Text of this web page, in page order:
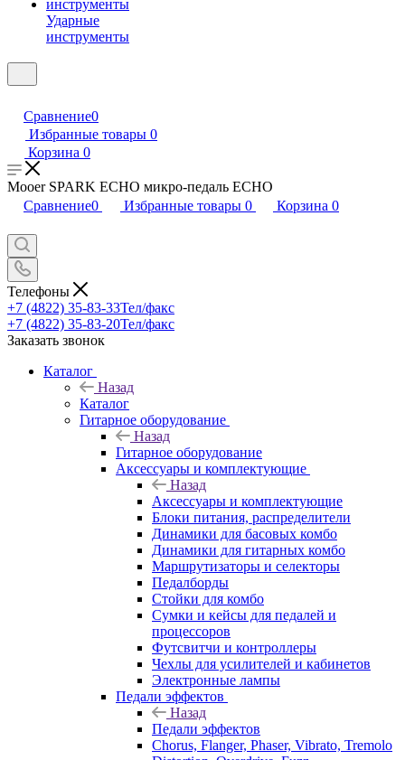
Ударные
инструменты
Сравнение0
Избранные товары 0
Корзина 0
Mooer SPARK ECHO микро-педаль ECHO
Сравнение0 Избранные товары 0 Корзина 0
Телефоны
+7 (4822) 35-83-33Тел/факс
+7 (4822) 35-83-20Тел/факс
Заказать звонок
Каталог
Назад
Каталог
Гитарное оборудование
Назад
Гитарное оборудование
Аксессуары и комплектующие
Назад
Аксессуары и комплектующие
Блоки питания, распределители
Динамики для басовых комбо
Динамики для гитарных комбо
Маршрутизаторы и селекторы
Педалборды
Стойки для комбо
Сумки и кейсы для педалей и
процессоров
Футсвитчи и контроллеры
Чехлы для усилителей и кабинетов
Электронные лампы
Педали эффектов
Назад
Педали эффектов
Chorus, Flanger, Phaser, Vibrato, Tremolo